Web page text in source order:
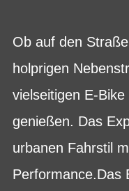
Ob auf den
holprigen
vielseitigen E-
genießen. Das
urbanen Fahrstil
Performance.Das